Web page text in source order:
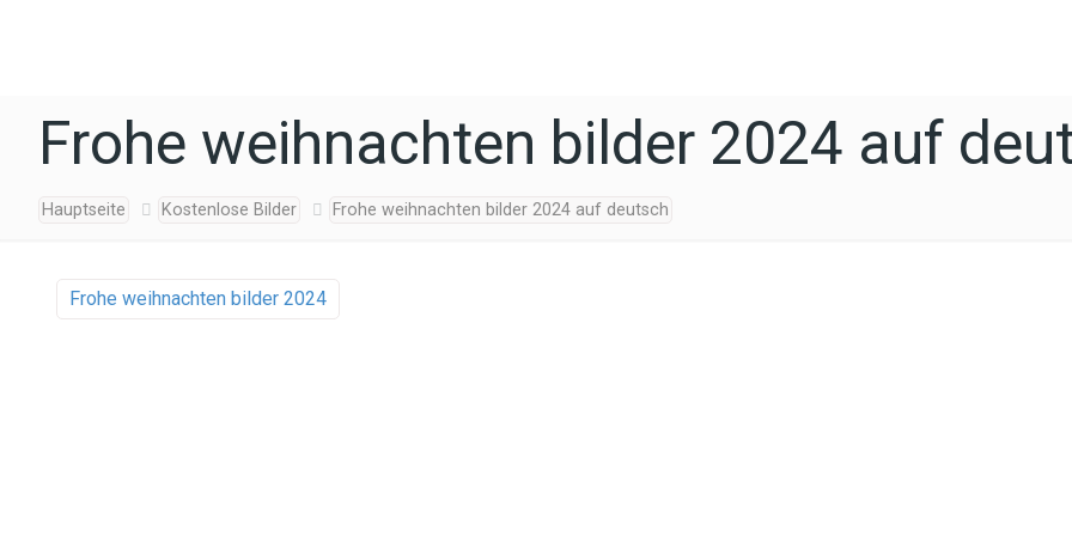
Frohe weihnachten bilder 2024 auf
Hauptseite Kostenlose Bilder Frohe weihnachten bilder 2024 auf deutsch
Frohe weihnachten bilder 2024